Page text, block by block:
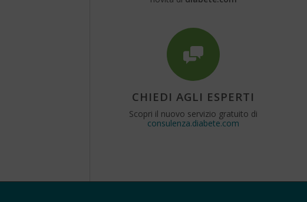
CHIEDI AGLI ESPERTI
Scopri il nuovo servizio gratuito di
consulenza.diabete.com